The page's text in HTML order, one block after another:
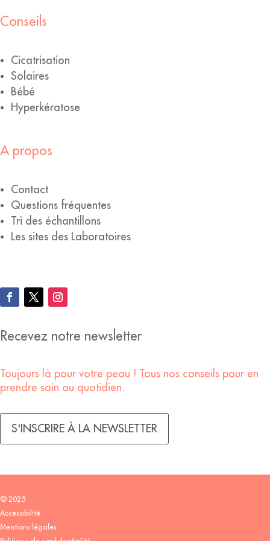
Conseils
Cicatrisation
Solaires
Bébé
Hyperkératose
A propos
Contact
Questions fréquentes
Tri des échantillons
Les sites des Laboratoires
Recevez notre newsletter
Toujours là pour votre peau ! Tous nos conseils pour en
prendre soin au quotidien.
S'INSCRIRE À LA NEWSLETTER
© 2025
Accessibilité
Mentions légales